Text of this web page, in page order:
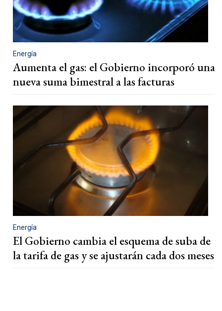
Energía
Aumenta el gas: el Gobierno incorporó una
nueva suma bimestral a las facturas
Energía
El Gobierno cambia el esquema de suba de
la tarifa de gas y se ajustarán cada dos meses